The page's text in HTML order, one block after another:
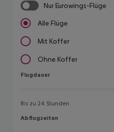
Nur Eurowings-Flüge
Alle Flüge
Mit Koffer
Ohne Koffer
Flugdauer
Flugdauer
Bis zu 24 Stunden
Abflugzeiten
Abflugzeiten